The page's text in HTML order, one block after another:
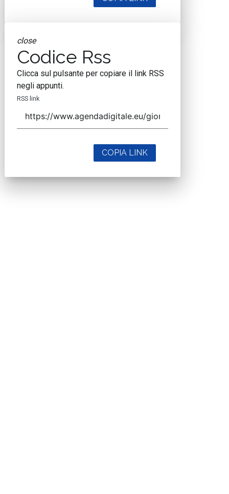
close
Codice Rss
Clicca sul pulsante per copiare il link RSS
negli appunti.
RSS link
COPIA LINK